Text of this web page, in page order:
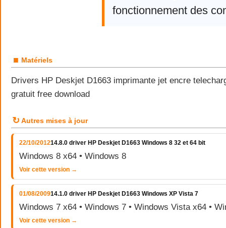
fonctionnement des
■ Matériels
Drivers HP Deskjet D1663 imprimante jet encre
gratuit free download
↻ Autres mises à jour
22/10/201214.8.0 driver HP Deskjet D1663 Windows 8 32 et 64 bit
Windows 8 x64 • Windows 8
Voir cette version →
01/08/200914.1.0 driver HP Deskjet D1663 Windows XP Vista 7
Windows 7 x64 • Windows 7 • Windows Vista x64 •
Voir cette version →